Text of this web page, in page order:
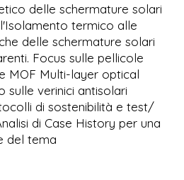
delle schermature solari
termico alle
delle schermature solari
Focus sulle pellicole
MOF Multi-layer optical
sulle verinici antisolari
di sostenibilità e test/
di Case History per una
del tema